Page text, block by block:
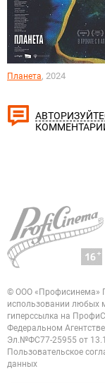
Планета, 2024
© ООО «Профисинема»
использовании любых
гиперссылка на
Федеральном
Эл.№ФС77-25955 от
Пользовательское
данных